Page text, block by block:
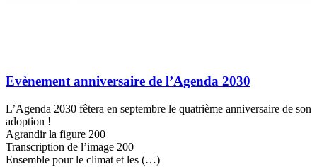
Evènement anniversaire de l’Agenda 2030
L’Agenda 2030 fêtera en septembre le quatrième anniversaire de son
adoption !
Agrandir la figure 200
Transcription de l’image 200
Ensemble pour le climat et les (…)